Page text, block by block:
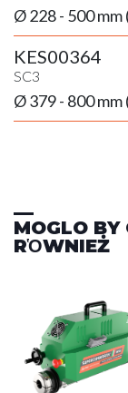
Ø 228 - 500 mm
KES00364
SC3
Ø 379 - 800 mm
MOGLO BY
RὉWNIEŻ